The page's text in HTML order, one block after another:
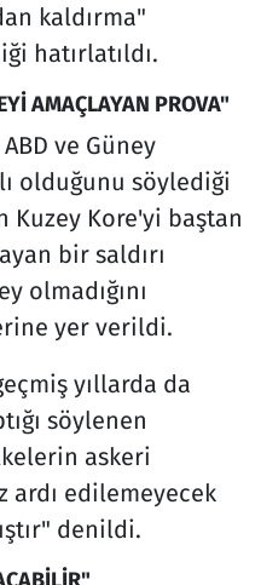
kaldırma"
hatırlatıldı.
AMAÇLAYAN PROVA"
ve Güney
olduğunu söylediği
Kuzey Kore'yi baştan
bir saldırı
olmadığını
yer verildi.
yıllarda da
söylenen
askeri
ardı edilemeyecek
denildi.